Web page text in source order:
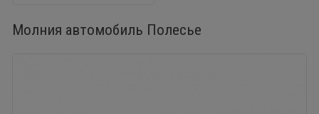
Молния автомобиль Полесье